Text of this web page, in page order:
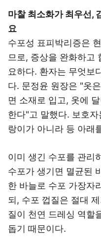
마찰 최소화가 최우선,
요
수포성 표피박리증은
므로, 증상을 완화하고
요하다. 환자는 무엇보
다. 문정윤 원장은 "옷
면 소재로 입고, 옷에
한다"고 말했다. 보호
랑이가 아니라 등 아래
이미 생긴 수포를 관리
수포가 생기면 멸균된
한 바늘로 수포 가장자
되, 수포 껍질은 절대
질이 천연 드레싱 역할
돕기 때문이다.